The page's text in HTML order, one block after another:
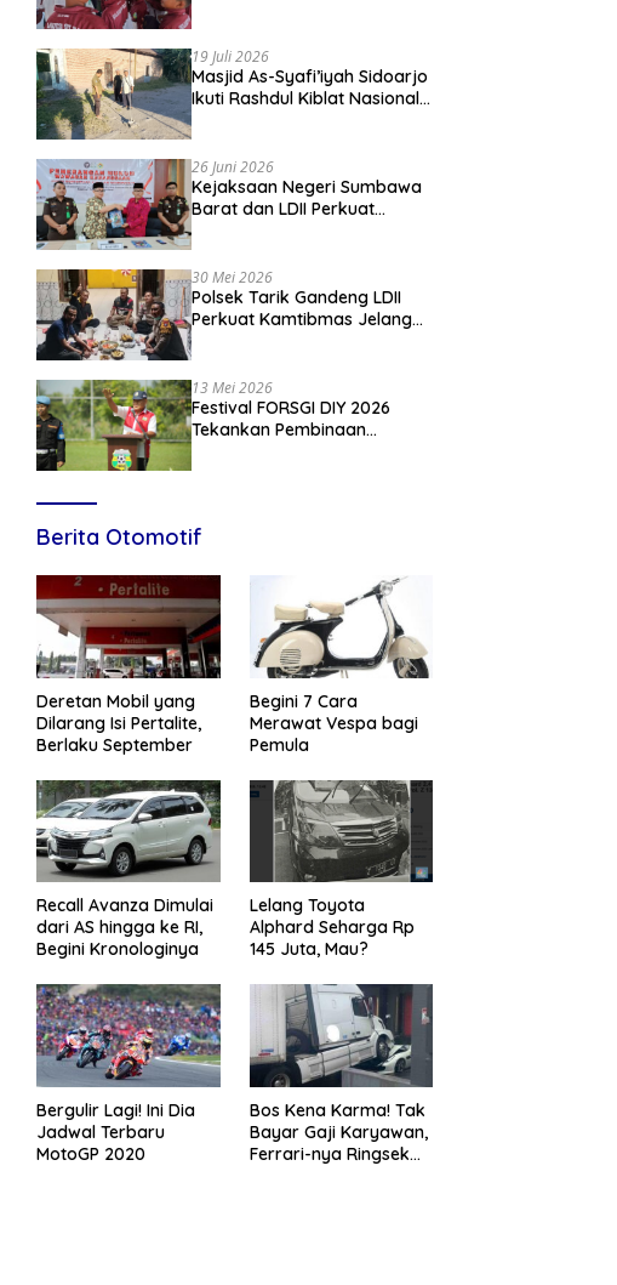
19 Juli 2026
Masjid As-Syafi’iyah Sidoarjo
Ikuti Rashdul Kiblat Nasional,
26 Juni 2026
Kejaksaan Negeri Sumbawa
Barat dan LDII Perkuat
Empat Pilar Kebangsaan
30 Mei 2026
Polsek Tarik Gandeng LDII
Perkuat Kamtibmas Jelang
13 Mei 2026
Festival FORSGI DIY 2026
Tekankan Pembinaan
Berita Otomotif
Deretan Mobil yang
Dilarang Isi Pertalite,
Berlaku September
Begini 7 Cara
Merawat Vespa bagi
Pemula
Recall Avanza Dimulai
dari AS hingga ke RI,
Begini Kronologinya
Lelang Toyota
Alphard Seharga Rp
145 Juta, Mau?
Bergulir Lagi! Ini Dia
Jadwal Terbaru
MotoGP 2020
Bos Kena Karma! Tak
Bayar Gaji Karyawan,
Ferrari-nya Ringsek